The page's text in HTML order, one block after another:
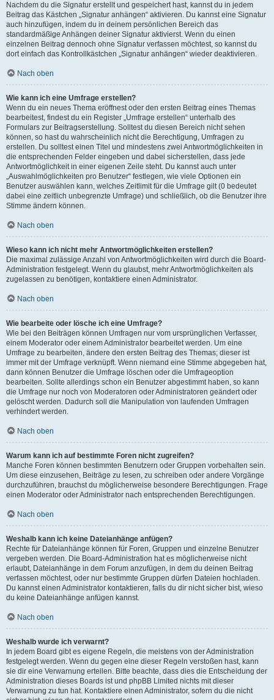
Nachdem du die Signatur erstellt und gespeichert hast, kannst du in jedem
Beitrag das Kästchen „Signatur anhängen“ aktivieren. Du kannst eine Signatur
auch hinzufügen, indem du in deinem persönlichen Bereich das
standardmäßige Anhängen deiner Signatur aktivierst. Wenn du einen
einzelnen Beitrag dennoch ohne Signatur verfassen möchtest, so kannst du
dort einfach das Kontrollkästchen „Signatur anhängen“ wieder deaktivieren.
Nach oben
Wie kann ich eine Umfrage erstellen?
Wenn du ein neues Thema eröffnest oder den ersten Beitrag eines Themas
bearbeitest, findest du ein Register „Umfrage erstellen“ unterhalb des
Formulars zur Beitragserstellung. Solltest du diesen Bereich nicht sehen
können, so hast du wahrscheinlich nicht die Berechtigung, Umfragen zu
erstellen. Du solltest einen Titel und mindestens zwei Antwortmöglichkeiten in
die entsprechenden Felder eingeben und dabei sicherstellen, dass jede
Antwortmöglichkeit in einer eigenen Zeile steht. Du kannst auch unter
„Auswahlmöglichkeiten pro Benutzer“ festlegen, wie viele Optionen ein
Benutzer auswählen kann, welches Zeitlimit für die Umfrage gilt (0 bedeutet
dabei eine zeitlich unbegrenzte Umfrage) und schließlich, ob die Benutzer ihre
Stimme ändern können.
Nach oben
Wieso kann ich nicht mehr Antwortmöglichkeiten erstellen?
Die maximal zulässige Anzahl von Antwortmöglichkeiten wird durch die Board-
Administration festgelegt. Wenn du glaubst, mehr Antwortmöglichkeiten als
zugelassen zu benötigen, kontaktiere einen Administrator.
Nach oben
Wie bearbeite oder lösche ich eine Umfrage?
Wie bei den Beiträgen können Umfragen nur vom ursprünglichen Verfasser,
einem Moderator oder einem Administrator bearbeitet werden. Um eine
Umfrage zu bearbeiten, ändere den ersten Beitrag des Themas; dieser ist
immer mit der Umfrage verknüpft. Wenn niemand eine Stimme abgegeben hat,
dann können Benutzer die Umfrage löschen oder die Umfrageoption
bearbeiten. Sollte allerdings schon ein Benutzer abgestimmt haben, so kann
die Umfrage nur noch von Moderatoren oder Administratoren geändert oder
gelöscht werden. Dadurch soll die Manipulation von laufenden Umfragen
verhindert werden.
Nach oben
Warum kann ich auf bestimmte Foren nicht zugreifen?
Manche Foren können bestimmten Benutzern oder Gruppen vorbehalten sein.
Um diese einzusehen, Beiträge zu lesen, zu schreiben oder andere Vorgänge
durchzuführen, brauchst du möglicherweise besondere Berechtigungen. Frage
einen Moderator oder Administrator nach entsprechenden Berechtigungen.
Nach oben
Weshalb kann ich keine Dateianhänge anfügen?
Rechte für Dateianhänge können für Foren, Gruppen und einzelne Benutzer
vergeben werden. Die Board-Administration hat es möglicherweise nicht
erlaubt, Dateianhänge in dem Forum anzufügen, in dem du deinen Beitrag
verfassen möchtest, oder nur bestimmte Gruppen dürfen Dateien hochladen.
Du kannst einen Administrator kontaktieren, falls du dir nicht sicher bist, wieso
du keine Dateianhänge anfügen kannst.
Nach oben
Weshalb wurde ich verwarnt?
In jedem Board gibt es eigene Regeln, die meistens von der Administration
festgelegt werden. Wenn du gegen eine dieser Regeln verstoßen hast, kann
sie dir eine Verwarnung erteilen. Bitte beachte, dass dies die Entscheidung der
Administration dieses Boards ist und phpBB Limited nichts mit dieser
Verwarnung zu tun hat. Kontaktiere einen Administrator, sofern du die nicht